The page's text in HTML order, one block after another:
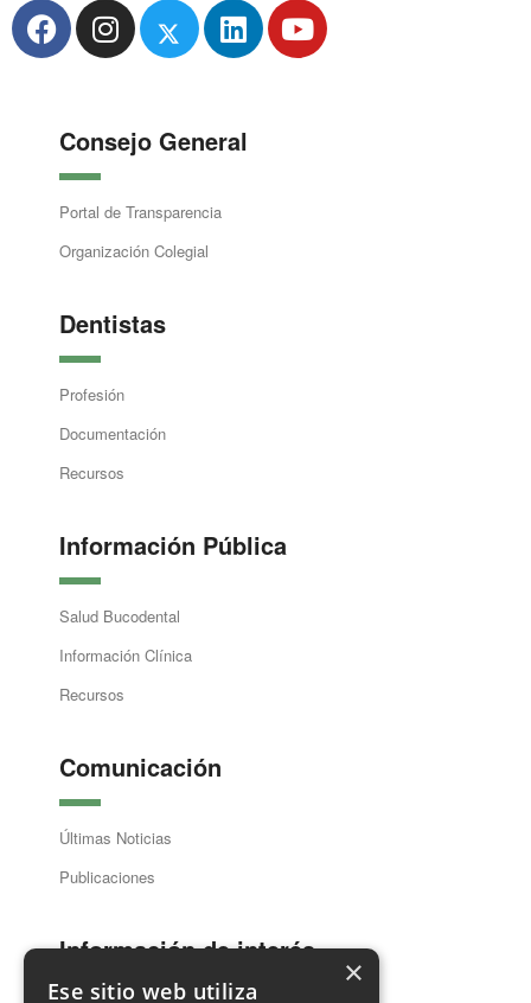
Consejo General
Portal de Transparencia
Organización Colegial
Dentistas
Profesión
Documentación
Recursos
Información Pública
Salud Bucodental
Información Clínica
Recursos
Comunicación
Últimas Noticias
Publicaciones
Información de interés
×
Ese sitio web utiliza